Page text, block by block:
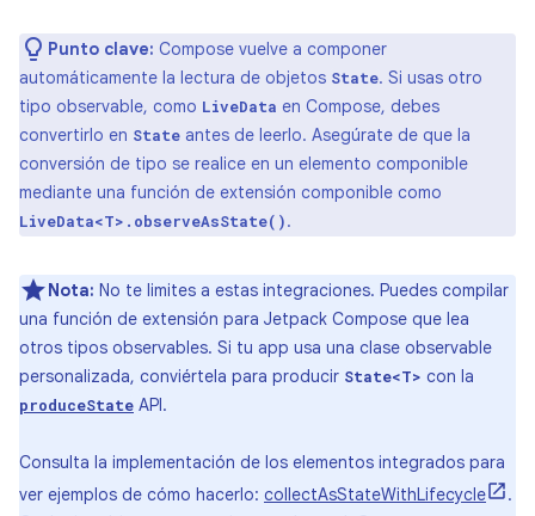
Punto clave: Compose vuelve a componer
automáticamente la lectura de objetos State. Si usas otro
tipo observable, como LiveData en Compose, debes
convertirlo en State antes de leerlo. Asegúrate de que la
conversión de tipo se realice en un elemento componible
mediante una función de extensión componible como
LiveData<T>.observeAsState().
Nota: No te limites a estas integraciones. Puedes compilar
una función de extensión para Jetpack Compose que lea
otros tipos observables. Si tu app usa una clase observable
personalizada, conviértela para producir State<T> con la
produceState API.
Consulta la implementación de los elementos integrados para
ver ejemplos de cómo hacerlo: collectAsStateWithLifecycle
.